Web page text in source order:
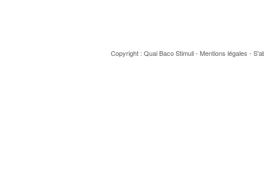
Copyright : Quai BacoStimuli- Mentions légales -